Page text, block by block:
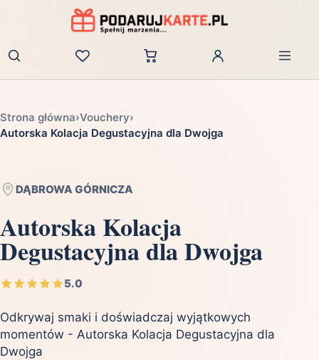
Zaloguj
Strona główna›Vouchery›
Autorska Kolacja Degustacyjna dla Dwojga
DĄBROWA GÓRNICZA
Autorska Kolacja
Degustacyjna dla Dwojga
5.0
Odkrywaj smaki i doświadczaj wyjątkowych
momentów - Autorska Kolacja Degustacyjna dla
Dwojga